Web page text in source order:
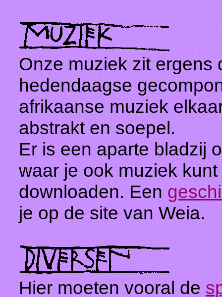
Onze muziek zit ergens
hedendaagse
afrikaanse muziek
abstrakt en soepel.
Er is een aparte bladzij
waar je ook muziek
downloaden. Een
je op de site van Weia.
Hier moeten vooral de